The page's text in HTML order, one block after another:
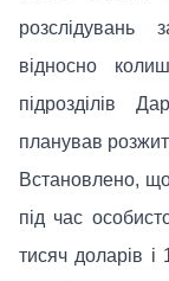
розслідувань
відносно
підрозділів
планував
Встановлено,
під час
тисяч доларів